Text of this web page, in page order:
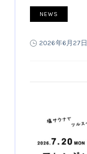
NEWS
2026年6月27日